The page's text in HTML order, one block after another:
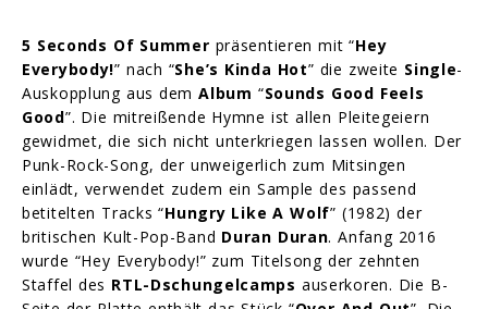
5 Seconds Of Summer präsentieren mit “Hey
Everybody!” nach “She’s Kinda Hot” die zweite Single-
Auskopplung aus demAlbum “Sounds Good Feels
Good”. Die mitreißende Hymne ist allen Pleitegeiern
gewidmet, die sich nicht unterkriegen lassen wollen. Der
Punk-Rock-Song, der unweigerlich zum Mitsingen
einlädt, verwendet zudem ein Sample des passend
betitelten Tracks “Hungry Like A Wolf” (1982) der
britischen Kult-Pop-Band Duran Duran. Anfang 2016
wurde “Hey Everybody!” zum Titelsong der zehnten
Staffel des RTL-Dschungelcamps auserkoren. Die B-